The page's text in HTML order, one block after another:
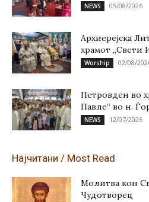
NEWS 05/08/2026
Архиерејска
храмот „Свети
Worship 02/08/
Петровден во
Павле“ во н.
NEWS 12/07/2026
Најчитани / Most Read
Молитва кон
Чудотворец